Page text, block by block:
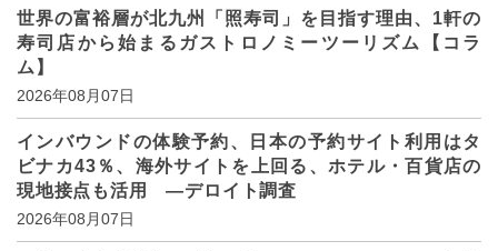
世界の富裕層が北九州「照寿司」を目指す理由、1軒の
寿司店から始まるガストロノミーツーリズム【コラ
ム】
2026年08月07日
インバウンドの体験予約、日本の予約サイト利用はタ
ビナカ43％、海外サイトを上回る、ホテル・百貨店の
現地接点も活用 ―デロイト調査
2026年08月07日